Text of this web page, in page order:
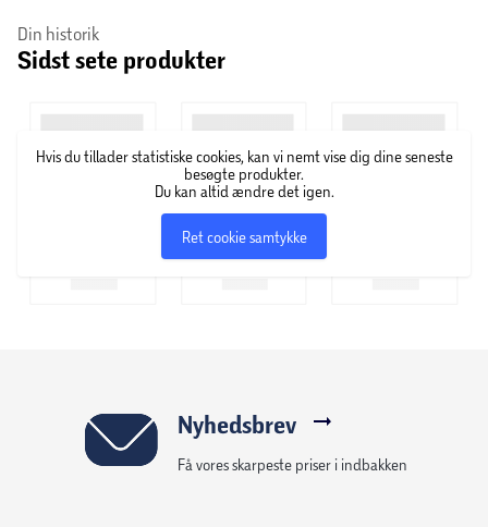
Danmark for mere end 40 år siden. Hos Blomberg’s Glögg
stiles der altid efter glæden ved den gode duft og smagen
Din historik
Sidst sete produkter
Hvis du tillader statistiske cookies, kan vi nemt vise dig dine seneste
besøgte produkter.
Du kan altid ændre det igen.
Ret cookie samtykke
Nyhedsbrev
Få vores skarpeste priser i indbakken